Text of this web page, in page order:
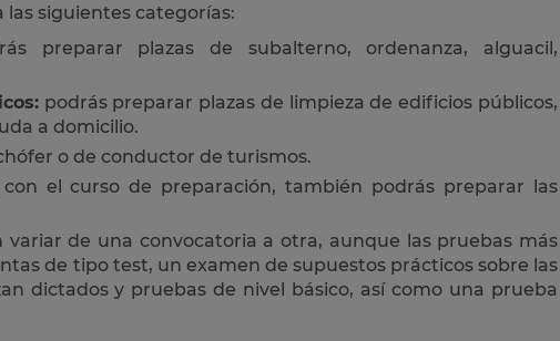
siguientes categorías:
preparar plazas de subalterno, ordenanza, alguacil,
podrás preparar plazas de limpieza de edificios públicos,
a domicilio.
o de conductor de turismos.
el curso de preparación, también podrás preparar las
de una convocatoria a otra, aunque las pruebas más
de tipo test, un examen de supuestos prácticos sobre las
dictados y pruebas de nivel básico, así como una prueba